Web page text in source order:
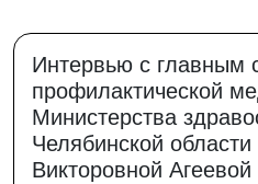
Интервью с главным
профилактической
Министерства
Челябинской
Викторовной Агеевой